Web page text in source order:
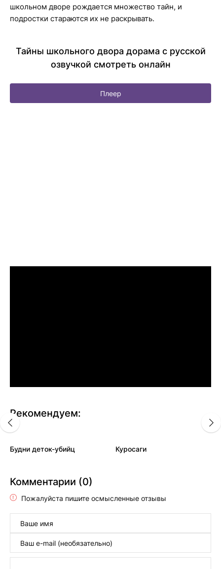
школьном дворе рождается множество тайн, и
подростки стараются их не раскрывать.
Тайны школьного двора дорама с русской
озвучкой смотреть онлайн
Плеер
Рекомендуем:
Будни деток-убийц Куросаги
Комментарии (0)
Пожалуйста пишите осмысленные отзывы